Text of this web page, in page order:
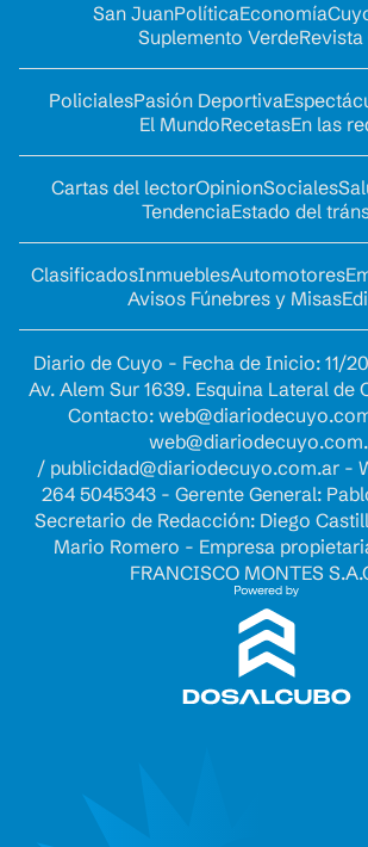
San JuanPolíticaEconomía
Suplemento VerdeRevista
PolicialesPasión Deportiva
El MundoRecetasEn las
Cartas del lectorOpinionSociales
TendenciaEstado del
ClasificadosInmueblesAutomotores
Avisos Fúnebres y Misas
Diario de Cuyo - Fecha de Inicio: 11/
Av. Alem Sur 1639. Esquina Lateral
Contacto:
/ publicidad@diariodecuyo.com.ar-
264 5045343 - Gerente General:
Secretario de Redacción: Diego
Mario Romero - Empresa
FRANCISCO MONTES